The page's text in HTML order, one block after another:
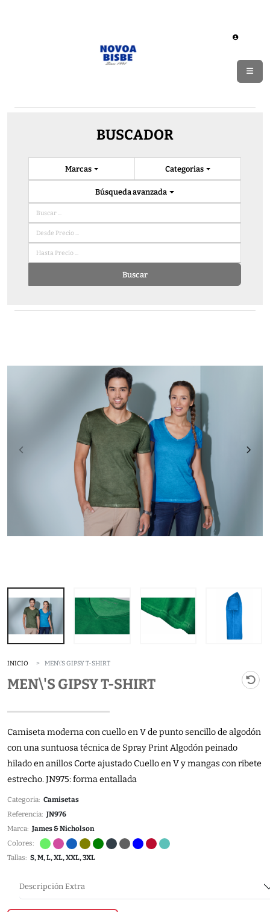
BUSCADOR
Categorias
Marcas
Búsqueda avanzada
Buscar
INICIO MEN\'S GIPSY T-SHIRT
MEN\'S GIPSY T-SHIRT
Camiseta moderna con cuello en V de punto sencillo de algodón
con una suntuosa técnica de Spray Print Algodón peinado
hilado en anillos Corte ajustado Cuello en V y mangas con ribete
estrecho. JN975: forma entallada
Categoria: Camisetas
Referencia: JN976
Marca: James & Nicholson
Colores:
Tallas: S, M, L, XL, XXL, 3XL
Descripción Extra